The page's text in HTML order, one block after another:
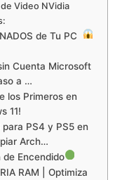
Video NVidia
de Tu PC
Cuenta Microsoft
a …
los Primeros en
11!
PS4 y PS5 en
Arch…
de Encendido
RAM | Optimiza